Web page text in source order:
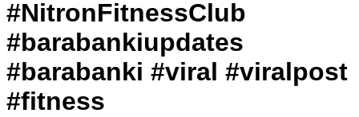
#NitronFitnessClub
#barabankiupdates
#barabanki #viral #viralpost
#fitness